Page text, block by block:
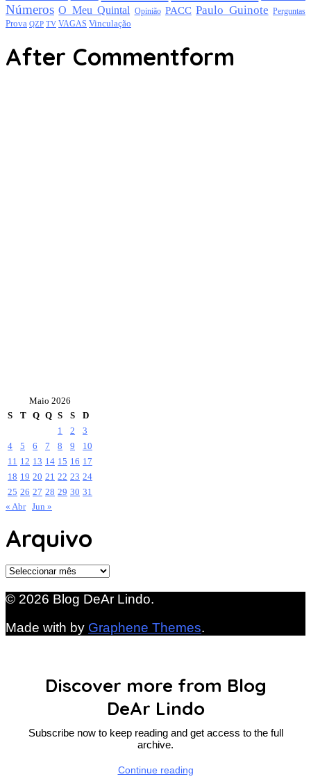
Números O Meu Quintal Opinião PACC Paulo Guinote Perguntas
Prova QZP TV VAGAS Vinculação
After Commentform
Maio 2026
S
T Q Q S S
D
1
2
3
4
5 6 7 8 9
10
11 12 13 14 15 16 17
18 19 20 21 22 23 24
25 26 27 28 29 30 31
« Abr Jun »
Arquivo
Arquivo
© 2026 Blog DeAr Lindo.
Made with by Graphene Themes.
Discover more from Blog
DeAr Lindo
Subscribe now to keep reading and get access to the full
archive.
Continue reading